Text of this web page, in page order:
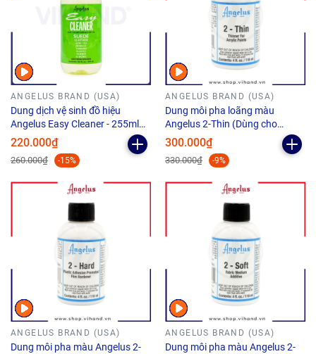
ANGELUS BRAND (USA)
Dung dịch vệ sinh đồ hiệu
Angelus Easy Cleaner - 255ml
(8.6Oz)
220.000₫
260.000₫ -15%
ANGELUS BRAND (USA)
Dung môi pha loãng màu
Angelus 2-Thin (Dùng cho
Airbrush) - 118ml (4Oz)
300.000₫
330.000₫ -9%
ANGELUS BRAND (USA)
Dung môi pha màu Angelus 2-
ANGELUS BRAND (USA)
Dung môi pha màu Angelus 2-